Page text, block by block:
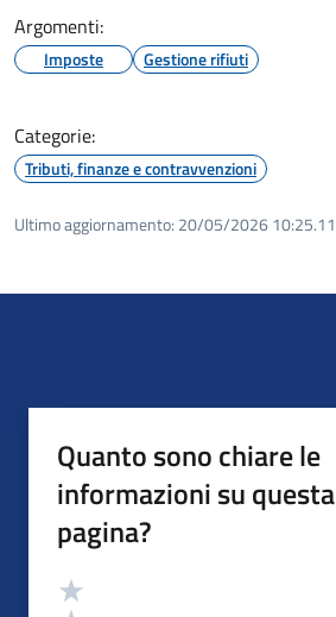
Argomenti:
Imposte Gestione rifiuti
Categorie:
Tributi, finanze e contravvenzioni
Ultimo aggiornamento: 20/05/2026 10:25.11
Quanto sono chiare le
informazioni su questa
pagina?
Valutazione